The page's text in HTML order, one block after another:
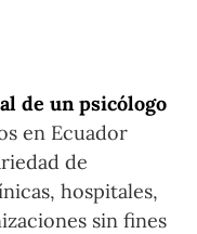
de un psicólogo
en Ecuador
de
hospitales,
sin fines